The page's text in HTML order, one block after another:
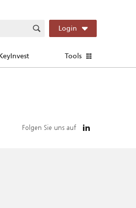
Login
Tools
Folgen Sie uns auf